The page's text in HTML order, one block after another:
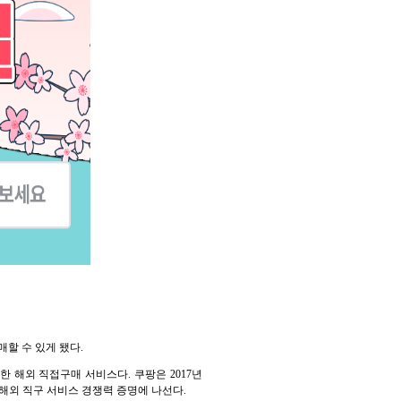
할 수 있게 됐다.
해외 직접구매 서비스다. 쿠팡은 2017년
외 직구 서비스 경쟁력 증명에 나선다.